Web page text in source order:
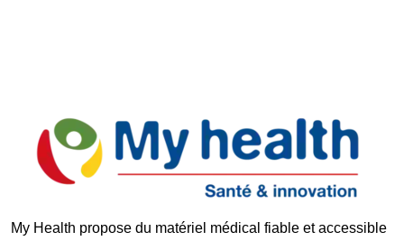
My Health propose du matériel médical fiable et accessible